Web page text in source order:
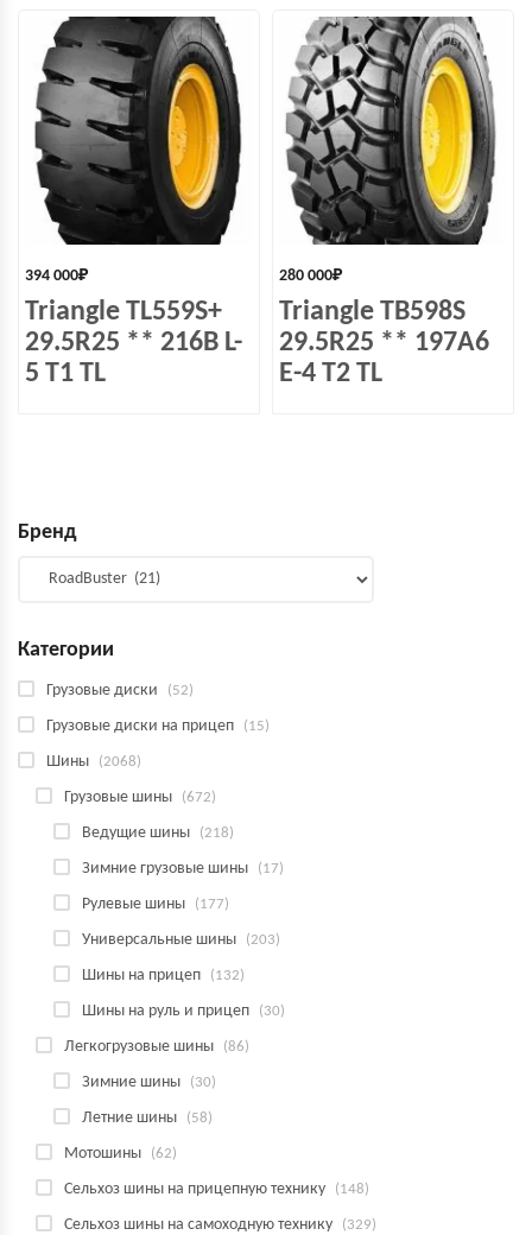
394 000₽
Triangle TL559S+
29.5R25 ** 216B L-
5 T1 TL
280 000₽
Triangle TB598S
29.5R25 ** 197A6
E-4 T2 TL
Бренд
Категории
Грузовые диски (52)
Грузовые диски на прицеп (15)
Шины (2068)
Грузовые шины (672)
Ведущие шины (218)
Зимние грузовые шины (17)
Рулевые шины (177)
Универсальные шины (203)
Шины на прицеп (132)
Шины на руль и прицеп (30)
Легкогрузовые шины (86)
Зимние шины (30)
Летние шины (58)
Мотошины (62)
Сельхоз шины на прицепную технику (148)
Сельхоз шины на самоходную технику (329)